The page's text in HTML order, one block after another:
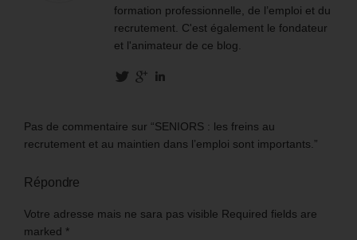
formation professionnelle, de l’emploi et du
recrutement. C'est également le fondateur
et l'animateur de ce blog.
Pas de commentaire sur “SENIORS : les freins au
recrutement et au maintien dans l’emploi sont importants.”
Répondre
Votre adresse mais ne sara pas visible Required fields are
marked *